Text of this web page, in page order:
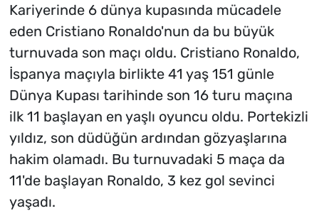
Kariyerinde 6 dünya kupasında mücadele
eden Cristiano Ronaldo'nun da bu büyük
turnuvada son maçı oldu. Cristiano Ronaldo,
İspanya maçıyla birlikte 41 yaş 151 günle
Dünya Kupası tarihinde son 16 turu maçına
ilk 11 başlayan en yaşlı oyuncu oldu. Portekizli
yıldız, son düdüğün ardından gözyaşlarına
hakim olamadı. Bu turnuvadaki 5 maça da
11'de başlayan Ronaldo, 3 kez gol sevinci
yaşadı.